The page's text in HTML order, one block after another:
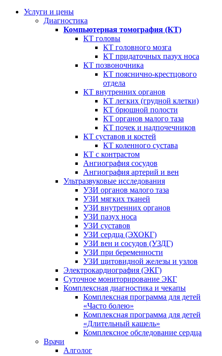
Услуги и цены
Диагностика
Компьютерная томография (КТ)
КТ головы
КТ головного мозга
КТ придаточных пазух носа
КТ позвоночника
КТ пояснично-крестцового
отдела
КТ внутренних органов
КТ легких (грудной клетки)
КТ брюшной полости
КТ органов малого таза
КТ почек и надпочечников
КТ суставов и костей
КТ коленного сустава
КТ с контрастом
Ангиография сосудов
Ангиография артерий и вен
Ультразвуковые исследования
УЗИ органов малого таза
УЗИ мягких тканей
УЗИ внутренних органов
УЗИ пазух носа
УЗИ суставов
УЗИ сердца (ЭХОКГ)
УЗИ вен и сосудов (УЗДГ)
УЗИ при беременности
УЗИ щитовидной железы и узлов
Электрокардиография (ЭКГ)
Суточное мониторирование ЭКГ
Комплексная диагностика и чекапы
Комплексная программа для детей
«Часто болею»
Комплексная программа для детей
«Длительный кашель»
Комплексное обследование сердца
Врачи
Алголог